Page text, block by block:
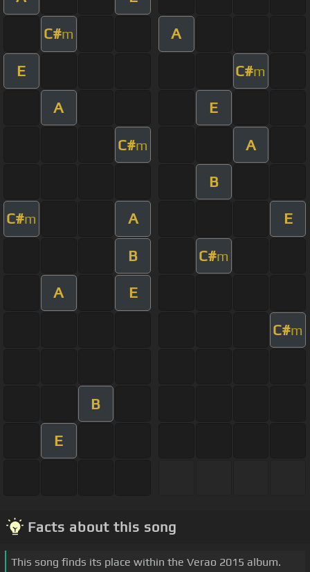
C#m A
E C#m
A E
C#m A
B
C#m A E
B C#m
A E
C#m
B
E
Facts about this song
This song finds its place within the Verao 2015 album.